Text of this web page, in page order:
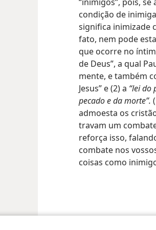
condição de
significa inimizade
fato, nem pode
que ocorre no
de Deus”, a qual
mente, e também
Jesus” e (2) a “lei do
pecado e da morte”. (
admoesta os
travam um
reforça isso,
combate nos
coisas como